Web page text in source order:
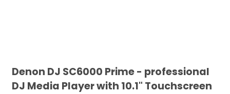
Denon DJ SC6000 Prime - professional
DJ Media Player with 10.1" Touchscreen